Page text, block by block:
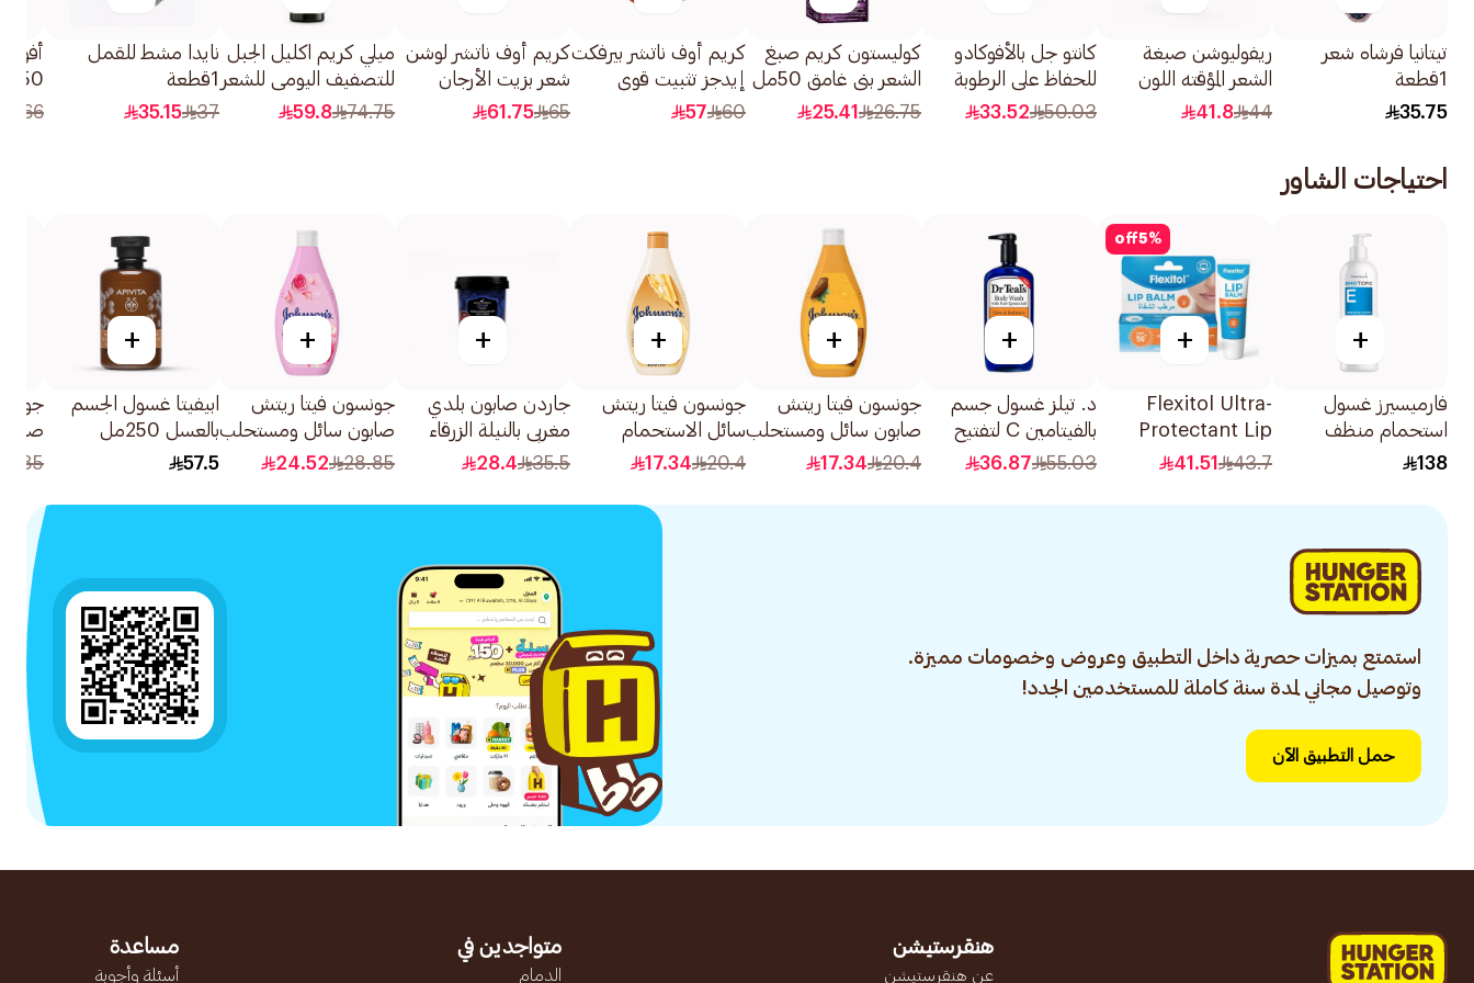
تيتانيا فرشاه شعر
1قطعة
35.75
ريفوليوشن صبغة
الشعر المؤقته اللون
الوردى 90مل
44
41.8
كانتو جل بالأفوكادو
للحفاظ على الرطوبة
524جرام
50.03
33.52
كوليستون كريم صبغ
الشعر بني غامق 50مل
26.75
25.41
كريم أوف ناتشر بيرفكت
إيدجز تثبيت قوي
1قطعة
60
57
كريم أوف ناتشر لوشن
شعر بزيت الأرجان
250مل
65
61.75
ميلي كريم اكليل الجبل
للتصفيف اليومي للشعر
المجعد 240 مل
74.75
59.8
نايدا مشط للقمل
1قطعة
37
35.15
50مل
66
احتياجات الشاور
+
فارميسيرز غسول
استحمام منظف
وملطف للجلد 400مل
138
5%
off
+
Flexitol Ultra-
Protectant Lip
Balm SPF 50+ 10g
43.7
41.51
+
د. تيلز غسول جسم
بالفيتامين C لتفتيح
البشرة 710مل
55.03
36.87
+
جونسون فيتا ريتش
صابون سائل ومستحلب
للاستحمام بزبدة الكاكاو
20.4
17.34
+
جونسون فيتا ريتش
سائل الاستحمام
المغذي بالزيوت المجددة
20.4
17.34
+
جاردن صابون بلدي
مغربي بالنيلة الزرقاء
500جرام
35.5
28.4
+
جونسون فيتا ريتش
صابون سائل ومستحلب
للاستحمام بنسيم ماء
28.85
24.52
+
ابيفيتا غسول الجسم
بالعسل 250مل
57.5
استمتع بميزات حصرية داخل التطبيق وعروض وخصومات مميزة.
وتوصيل مجاني لمدة سنة كاملة للمستخدمين الجدد!
حمل التطبيق الآن
هنقرستيشن
عن هنقرستيشن
متواجدين في
الدمام
مساعدة
أسئلة وأجوبة